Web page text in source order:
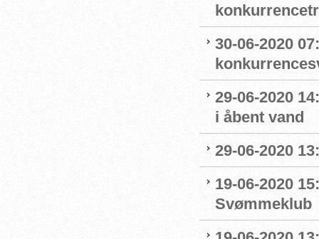
30-06-2020
29-06-2020
i åbent vand
29-06-2020
19-06-2020
Svømmeklub